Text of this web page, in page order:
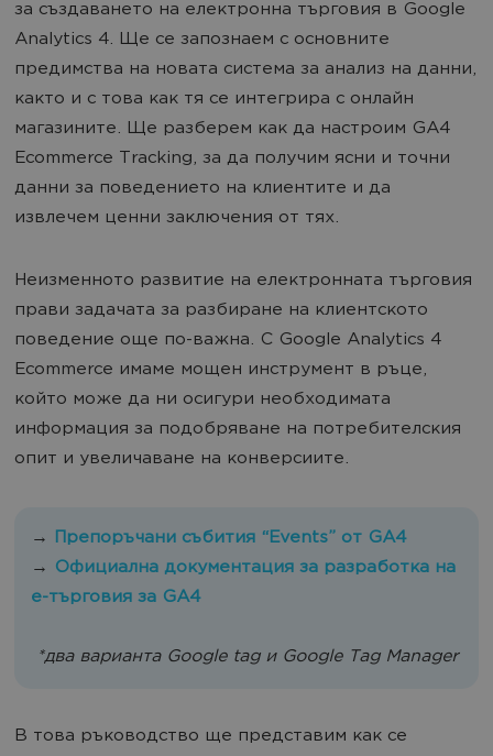
за създаването на електронна търговия в Google
Analytics 4. Ще се запознаем с основните
предимства на новата система за анализ на данни,
както и с това как тя се интегрира с онлайн
магазините. Ще разберем как да настроим GA4
Ecommerce Tracking, за да получим ясни и точни
данни за поведението на клиентите и да
извлечем ценни заключения от тях.
Неизменното развитие на електронната търговия
прави задачата за разбиране на клиентското
поведение още по-важна. С Google Analytics 4
Ecommerce имаме мощен инструмент в ръце,
който може да ни осигури необходимата
информация за подобряване на потребителския
опит и увеличаване на конверсиите.
→ Препоръчани събития “Events” от GA4
→ Официална документация за разработка на
е-търговия за GA4
*два варианта Google tag и Google Tag Manager
В това ръководство ще представим как се